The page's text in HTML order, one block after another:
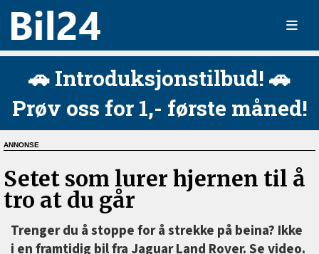
🚗 Introduksjonstilbud! 🚗
Prøv oss for 1,- første måned!
Setet som lurer hjernen til å
tro at du går
Trenger du å stoppe for å strekke på beina? Ikke
i en framtidig bil fra Jaguar Land Rover. Se video.